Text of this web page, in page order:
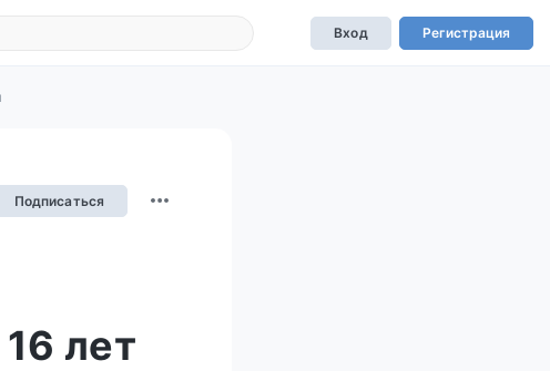
Вход Регистрация
Подписаться
лет